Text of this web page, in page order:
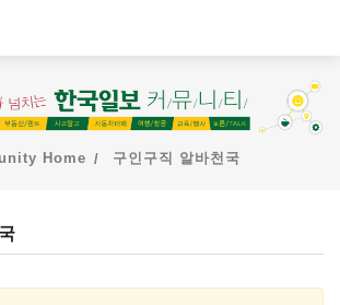
Home 구인구직 알바천국